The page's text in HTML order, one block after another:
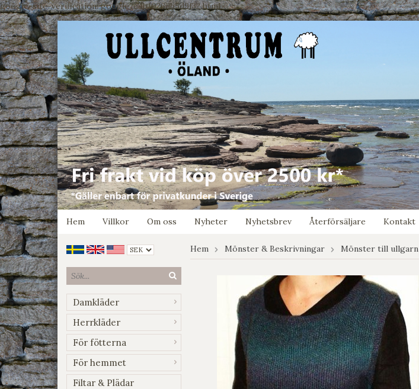
google-site-verification: google7e4b1026db5d9f32.html
Hem
Villkor Om oss Nyheter Nyhetsbrev Återförsäljare Kontakt
Damkläder
Herrkläder
För fötterna
För hemmet
Filtar & Plädar
Hem Mönster & Beskrivningar Mönster till ullgarn